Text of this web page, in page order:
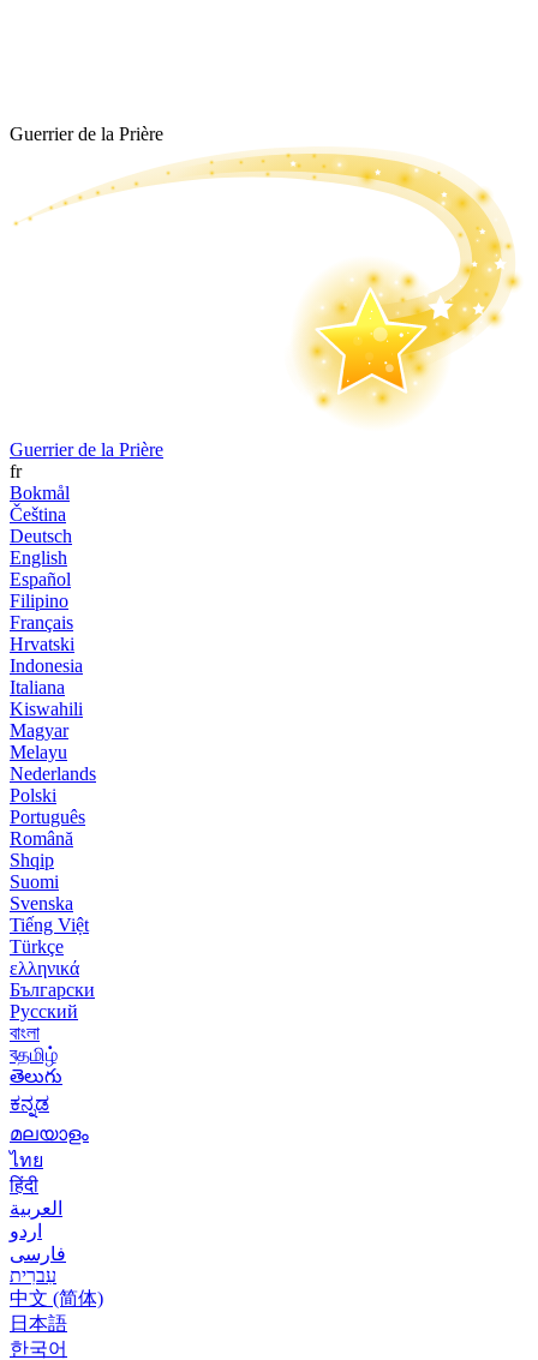
Guerrier de la Prière
Guerrier de la Prière
fr
Bokmål
Čeština
Deutsch
English
Español
Filipino
Français
Hrvatski
Indonesia
Italiana
Kiswahili
Magyar
Melayu
Nederlands
Polski
Português
Română
Shqip
Suomi
Svenska
Tiếng Việt
Türkçe
ελληνικά
Български
Русский
বাংলা
বதமிழ்
తెలుగు
ಕನ್ನಡ
മലയാളം
ไทย
हिंदी
العربية
اردو
فارسی
עִברִית
中文 (简体)
日本語
한국어